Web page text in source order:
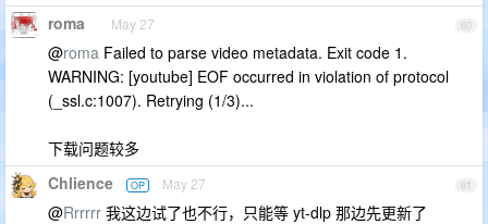
60
roma May 27
@roma Failed to parse video metadata. Exit code 1.
WARNING: [youtube] EOF occurred in violation of protocol
(_ssl.c:1007). Retrying (1/3)...
下载问题较多
61
Chlience OP May 27
@Rrrrrr 我这边试了也不行，只能等 yt-dlp 那边先更新了